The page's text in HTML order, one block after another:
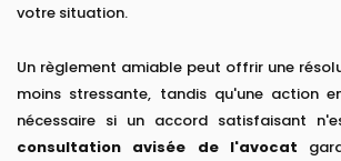
votre situation.
Un règlement amiable peut offrir une
moins stressante, tandis qu'une action
nécessaire si un accord satisfaisant
consultation avisée de l'avocat